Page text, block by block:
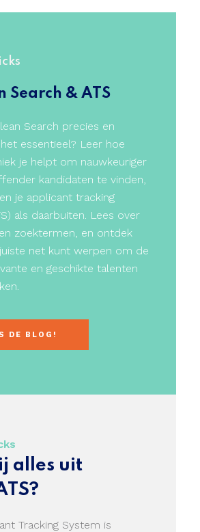
Search & ATS
Search precies en
essentieel? Leer hoe
je helpt om nauwkeuriger
kandidaten te vinden,
je applicant tracking
als daarbuiten. Lees over
zoektermen, en ontdek
net kunt werpen om de
en geschikte talenten
DE BLOG!
alles uit
Tracking System is